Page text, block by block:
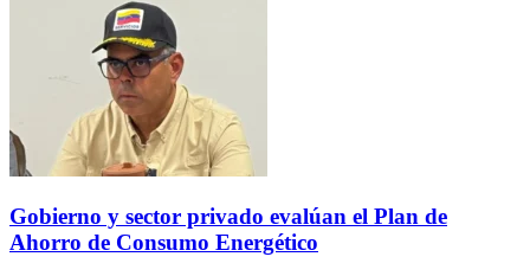
Gobierno y sector privado evalúan el Plan de
Ahorro de Consumo Energético